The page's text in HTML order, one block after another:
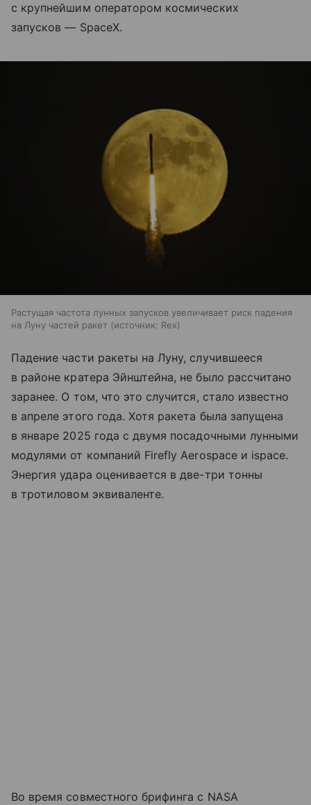
с крупнейшим оператором космических
запусков — SpaceX.
Растущая частота лунных запусков увеличивает риск падения
на Луну частей ракет
источник: Rex
Падение части ракеты на Луну, случившееся
в районе кратера Эйнштейна, не было рассчитано
заранее. О том, что это случится, стало известно
в апреле этого года. Хотя ракета была запущена
в январе 2025 года с двумя посадочными лунными
модулями от компаний Firefly Aerospace и ispace.
Энергия удара оценивается в две-три тонны
в тротиловом эквиваленте.
Во время совместного брифинга с NASA